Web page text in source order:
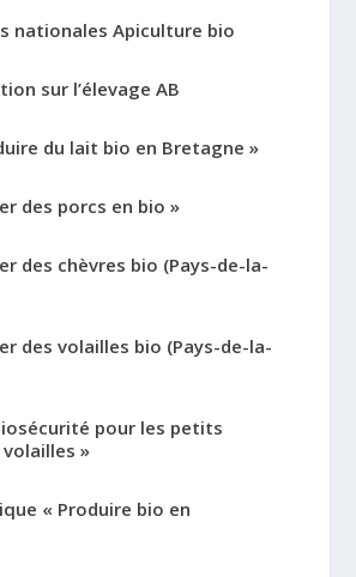
nationales Apiculture bio
sur l’élevage AB
du lait bio en Bretagne »
des porcs en bio »
des chèvres bio (Pays-de-la-
des volailles bio (Pays-de-la-
pour les petits
»
« Produire bio en